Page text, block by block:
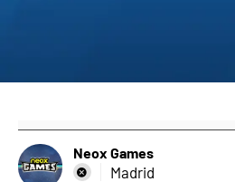
Neox Games
Madrid